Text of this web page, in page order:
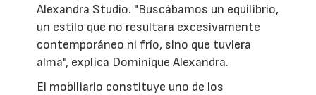
Alexandra Studio. "Buscábamos un equilibrio,
un estilo que no resultara excesivamente
contemporáneo ni frío, sino que tuviera
alma", explica Dominique Alexandra.
El mobiliario constituye uno de los